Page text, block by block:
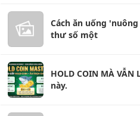
Cách ăn uống
thư số một
HOLD COIN MÀ
này.